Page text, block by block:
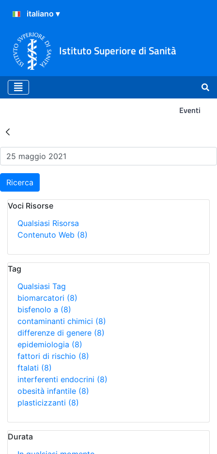
Istituto Superiore di Sanità
Eventi
Risultati della Ricerca -
Ricerca
Voci Risorse
Qualsiasi Risorsa
Contenuto Web (8)
Tag
Qualsiasi Tag
biomarcatori (8)
bisfenolo a (8)
contaminanti chimici (8)
differenze di genere (8)
epidemiologia (8)
fattori di rischio (8)
ftalati (8)
interferenti endocrini (8)
obesità infantile (8)
plasticizzanti (8)
Durata